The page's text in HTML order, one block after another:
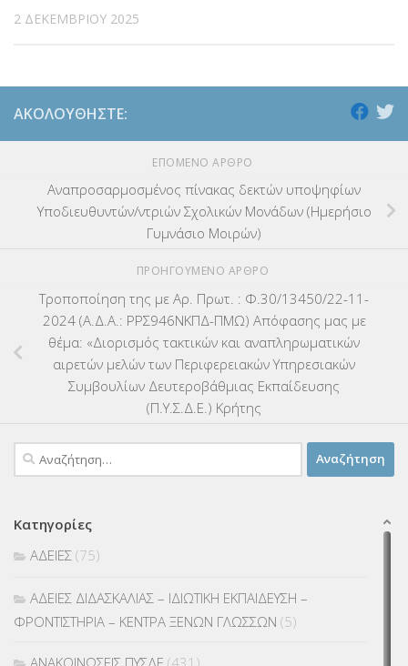
2 ΔΕΚΕΜΒΡΊΟΥ 2025
ΑΚΟΛΟΥΘΉΣΤΕ:
ΕΠΌΜΕΝΟ ΆΡΘΡΟ
Αναπροσαρμοσμένος πίνακας δεκτών υποψηφίων
Υποδιευθυντών/ντριών Σχολικών Μονάδων (Ημερήσιο
Γυμνάσιο Μοιρών)
ΠΡΟΗΓΟΎΜΕΝΟ ΆΡΘΡΟ
Τροποποίηση της με Αρ. Πρωτ. : Φ.30/13450/22-11-
2024 (Α.Δ.Α.: ΡΡΣ946ΝΚΠΔ-ΠΜΩ) Απόφασης μας με
θέμα: «Διορισμός τακτικών και αναπληρωματικών
αιρετών μελών των Περιφερειακών Υπηρεσιακών
Συμβουλίων Δευτεροβάθμιας Εκπαίδευσης
(Π.Υ.Σ.Δ.Ε.) Κρήτης
Αναζήτηση
για:
Κατηγορίες
ΑΔΕΙΕΣ (75)
ΑΔΕΙΕΣ ΔΙΔΑΣΚΑΛΙΑΣ – ΙΔΙΩΤΙΚΗ ΕΚΠΑΙΔΕΥΣΗ –
ΦΡΟΝΤΙΣΤΗΡΙΑ – ΚΕΝΤΡΑ ΞΕΝΩΝ ΓΛΩΣΣΩΝ (5)
ΑΝΑΚΟΙΝΩΣΕΙΣ ΠΥΣΔΕ (431)